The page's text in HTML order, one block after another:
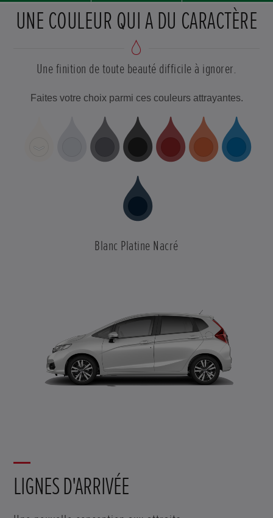
UNE COULEUR QUI A DU CARACTÈRE
Une finition de toute beauté difficile à ignorer.
Faites votre choix parmi ces couleurs attrayantes.
Blanc Platine Nacré
LIGNES D'ARRIVÉE